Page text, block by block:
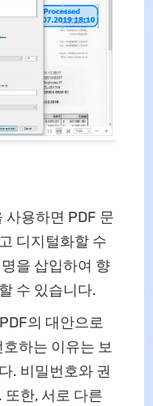
사용하면 PDF 문
디지털화할 수
을 삽입하여 향
수 있습니다.
의 대안으로
하는 이유는 보
. 비밀번호와 권
한, 서로 다른